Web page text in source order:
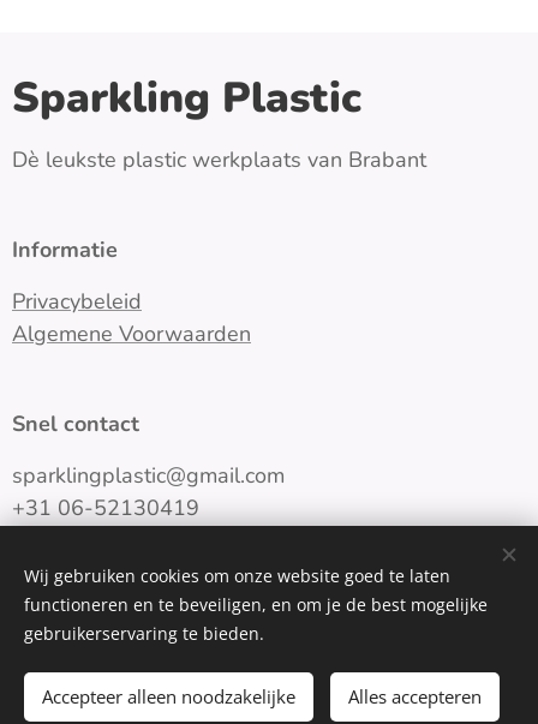
Toevoegen aan de winkelwagen
Sparkling Plastic
Dè leukste plastic werkplaats van Brabant
Informatie
Privacybeleid
Algemene Voorwaarden
Snel contact
sparklingplastic@gmail.com
+31 06-52130419
Cookies
Wij gebruiken cookies om onze website goed te laten
functioneren en te beveiligen, en om je de best mogelijke
gebruikerservaring te bieden.
Accepteer alleen noodzakelijke Alles accepteren